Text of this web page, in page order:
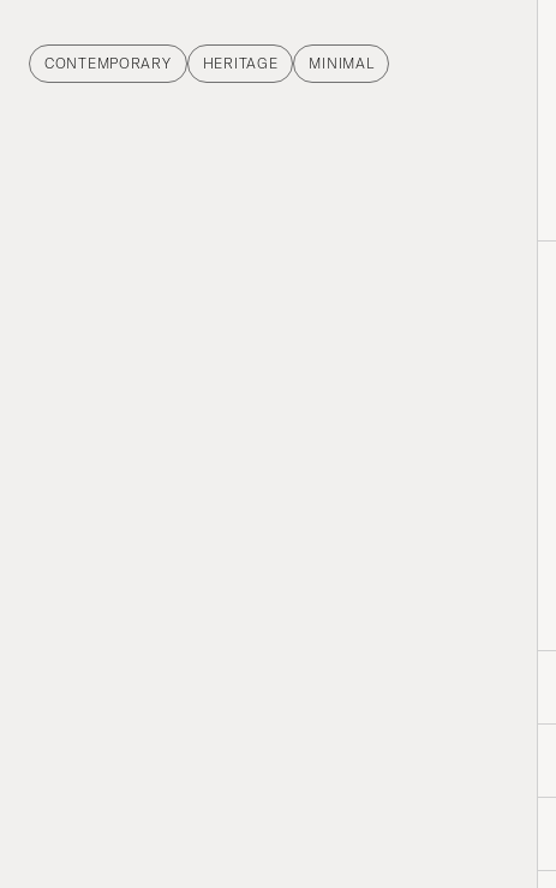
CONTEMPORARY HERITAGE MINIMAL